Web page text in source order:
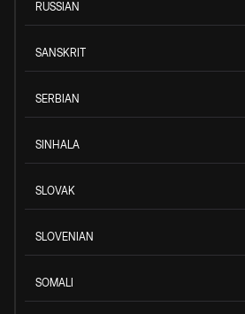
RUSSIAN
SANSKRIT
SERBIAN
SINHALA
SLOVAK
SLOVENIAN
SOMALI